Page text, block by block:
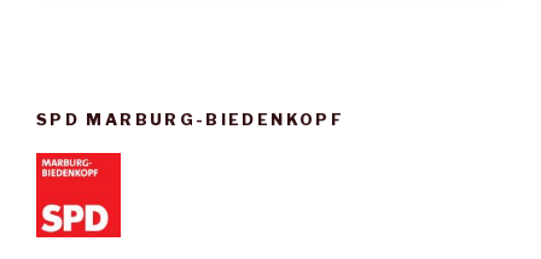
SPD MARBURG-BIEDENKOPF